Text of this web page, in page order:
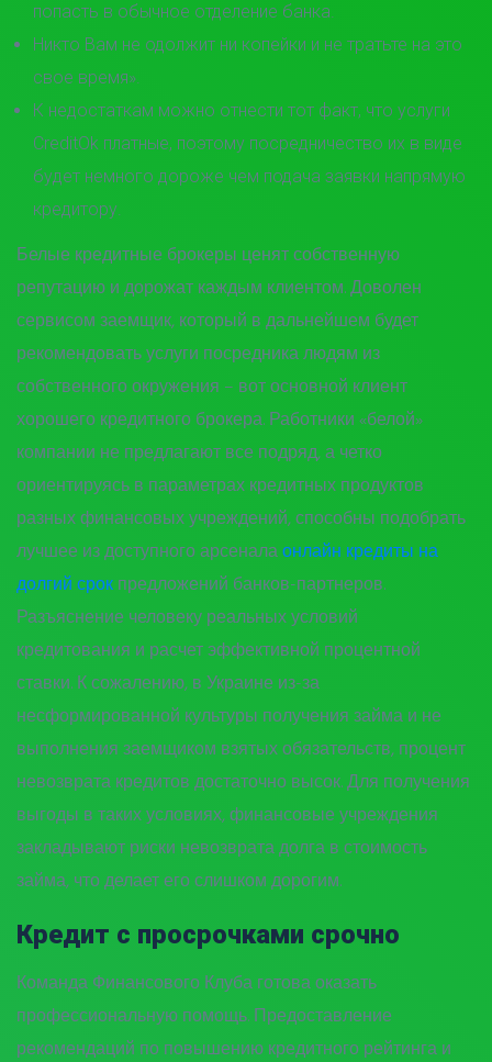
попасть в обычное отделение банка.
Никто Вам не одолжит ни копейки и не тратьте на это
свое время».
К недостаткам можно отнести тот факт, что услуги
CreditOk платные, поэтому посредничество их в виде
будет немного дороже чем подача заявки напрямую
кредитору.
Белые кредитные брокеры ценят собственную
репутацию и дорожат каждым клиентом. Доволен
сервисом заемщик, который в дальнейшем будет
рекомендовать услуги посредника людям из
собственного окружения – вот основной клиент
хорошего кредитного брокера. Работники «белой»
компании не предлагают все подряд, а четко
ориентируясь в параметрах кредитных продуктов
разных финансовых учреждений, способны подобрать
лучшее из доступного арсеналаонлайн кредиты на
долгий срок предложений банков-партнеров.
Разъяснение человеку реальных условий
кредитования и расчет эффективной процентной
ставки. К сожалению, в Украине из-за
несформированной культуры получения займа и не
выполнения заемщиком взятых обязательств, процент
невозврата кредитов достаточно высок. Для получения
выгоды в таких условиях, финансовые учреждения
закладывают риски невозврата долга в стоимость
займа, что делает его слишком дорогим.
Кредит с просрочками срочно
Команда Финансового Клуба готова оказать
профессиональную помощь. Предоставление
рекомендаций по повышению кредитного рейтинга и